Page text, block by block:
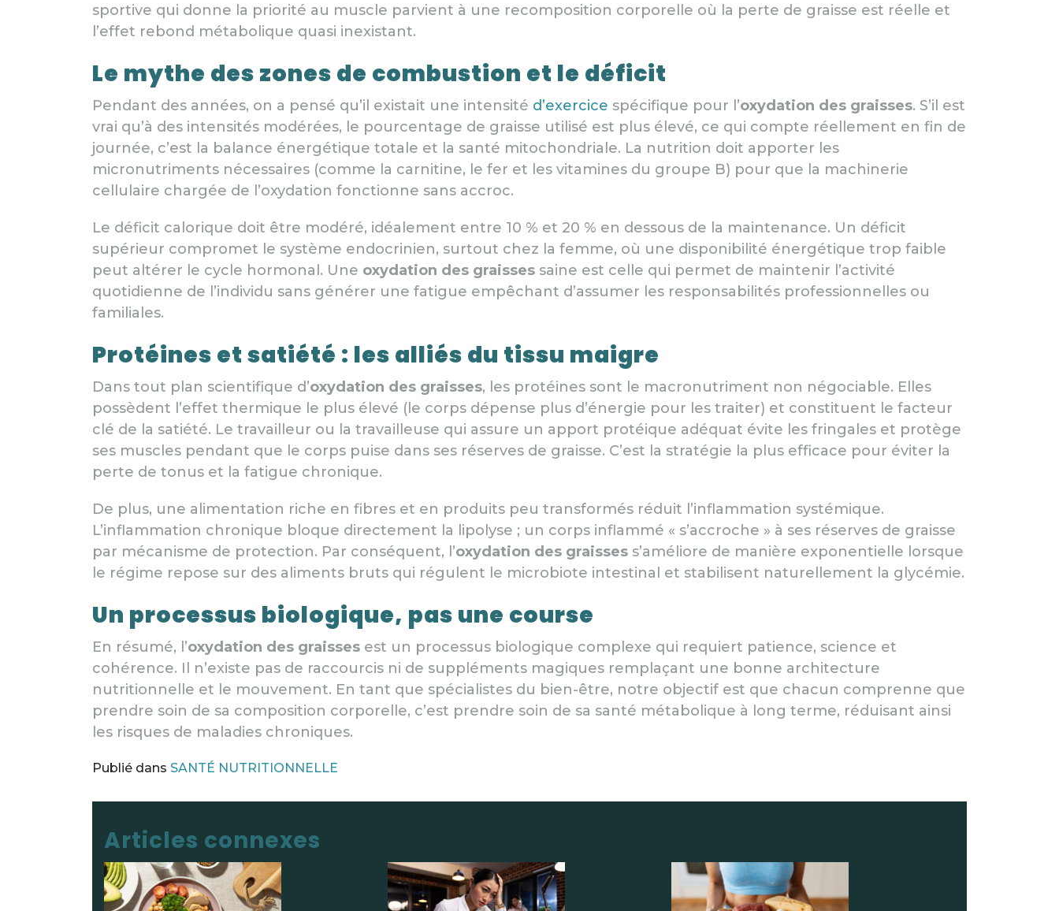
sportive qui donne la priorité au muscle parvient à une recomposition corporelle où la perte de graisse est réelle et
l’effet rebond métabolique quasi inexistant.
Le mythe des zones de combustion et le déficit
Pendant des années, on a pensé qu’il existait une intensité d’exercice spécifique pour l’oxydation des graisses. S’il est
vrai qu’à des intensités modérées, le pourcentage de graisse utilisé est plus élevé, ce qui compte réellement en fin de
journée, c’est la balance énergétique totale et la santé mitochondriale. La nutrition doit apporter les
micronutriments nécessaires (comme la carnitine, le fer et les vitamines du groupe B) pour que la machinerie
cellulaire chargée de l’oxydation fonctionne sans accroc.
Le déficit calorique doit être modéré, idéalement entre 10 % et 20 % en dessous de la maintenance. Un déficit
supérieur compromet le système endocrinien, surtout chez la femme, où une disponibilité énergétique trop faible
peut altérer le cycle hormonal. Une oxydation des graisses saine est celle qui permet de maintenir l’activité
quotidienne de l’individu sans générer une fatigue empêchant d’assumer les responsabilités professionnelles ou
familiales.
Protéines et satiété : les alliés du tissu maigre
Dans tout plan scientifique d’oxydation des graisses, les protéines sont le macronutriment non négociable. Elles
possèdent l’effet thermique le plus élevé (le corps dépense plus d’énergie pour les traiter) et constituent le facteur
clé de la satiété. Le travailleur ou la travailleuse qui assure un apport protéique adéquat évite les fringales et protège
ses muscles pendant que le corps puise dans ses réserves de graisse. C’est la stratégie la plus efficace pour éviter la
perte de tonus et la fatigue chronique.
De plus, une alimentation riche en fibres et en produits peu transformés réduit l’inflammation systémique.
L’inflammation chronique bloque directement la lipolyse ; un corps inflammé « s’accroche » à ses réserves de graisse
par mécanisme de protection. Par conséquent, l’oxydation des graisses s’améliore de manière exponentielle lorsque
le régime repose sur des aliments bruts qui régulent le microbiote intestinal et stabilisent naturellement la glycémie.
Un processus biologique, pas une course
En résumé, l’oxydation des graisses est un processus biologique complexe qui requiert patience, science et
cohérence. Il n’existe pas de raccourcis ni de suppléments magiques remplaçant une bonne architecture
nutritionnelle et le mouvement. En tant que spécialistes du bien-être, notre objectif est que chacun comprenne que
prendre soin de sa composition corporelle, c’est prendre soin de sa santé métabolique à long terme, réduisant ainsi
les risques de maladies chroniques.
Publié dans SANTÉ NUTRITIONNELLE
Articles connexes